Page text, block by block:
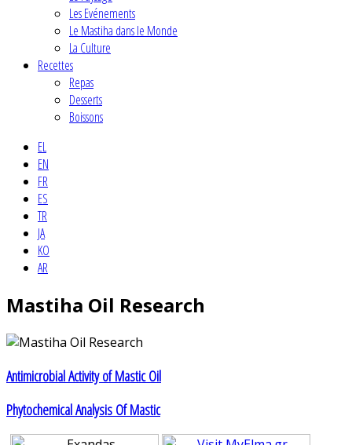
Les Evénements
Le Mastiha dans le Monde
La Culture
Recettes
Repas
Desserts
Boissons
EL
EN
FR
ES
TR
JA
KO
AR
Mastiha Oil Research
Antimicrobial Activity of Mastic Oil
Phytochemical Analysis Of Mastic